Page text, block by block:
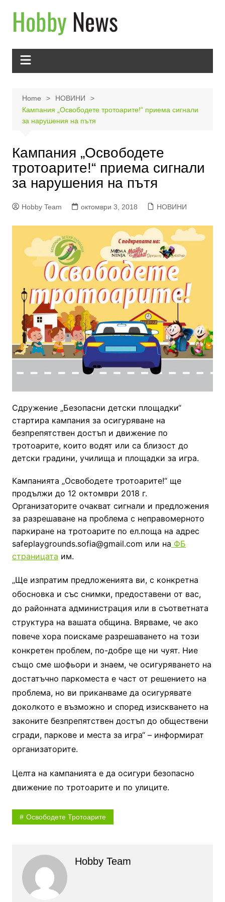
content
Home
НОВИНИ
Кампания „Освободете тротоарите!“ приема сигнали
за нарушения на пътя
Кампания „Освободете
тротоарите!“ приема сигнали
за нарушения на пътя
Hobby Team октомври 3, 2018 НОВИНИ
Сдружение „Безопасни детски площадки“
стартира кампания за осигуряване на
безпрепятствен достъп и движение по
тротоарите, които водят или са близост до
детски градини, училища и площадки за игра.
Кампанията „Освободете тротоарите!“ ще
продължи до 12 октомври 2018 г.
Организаторите очакват сигнали и предложения
за разрешаване на проблема с неправомерното
паркиране на тротоарите по ел.поща на адрес
safeplaygrounds.sofia@gmail.com или на ФБ
страницата им.
„Ще изпратим предложенията ви, с конкретна
обосновка и със снимки, предоставени от вас,
до районната администрация или в съответната
структура на вашата община. Вярваме, че ако
повече хора поискаме разрешаването на този
конкретен проблем, по-добре ще ни чуят. Ние
също сме шофьори и знаем, че осигуряването на
достатъчно паркоместа е част от решението на
проблема, но ви приканваме да осигурявате
доколкото е възможно и според изискването на
законите безпрепятствен достъп до обществени
сгради, паркове и места за игра“ – информират
организаторите.
Целта на кампанията е да осигури безопасно
движение по тротоарите и по улиците.
Освободете Тротоарите
Hobby Team